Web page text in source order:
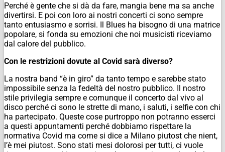
Perché è gente che si dà da fare, mangia bene ma sa anche
divertirsi. E poi con loro ai nostri concerti ci sono sempre
tanto entusiasmo e sorrisi. Il Blues ha bisogno di una matrice
popolare, si fonda su emozioni che noi musicisti riceviamo
dal calore del pubblico.
Con le restrizioni dovute al Covid sarà diverso?
La nostra band “è in giro” da tanto tempo e sarebbe stato
impossibile senza la fedeltà del nostro pubblico. Il nostro
stile privilegia sempre e comunque il concerto dal vivo al
disco perché ci sono le strette di mano, i saluti, i selfie con chi
ha partecipato. Queste cose purtroppo non potranno esserci
a questi appuntamenti perché dobbiamo rispettare la
normativa Covid ma come si dice a Milano piutost che nient,
l’è mei piutost. Sono stati mesi dolorosi per tutti, ci vuole